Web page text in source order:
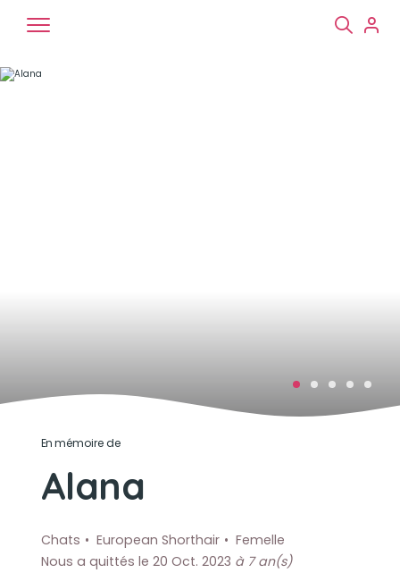
En mémoire de
Alana
Chats European Shorthair
Femelle
Nous a quittés le 20 Oct. 2023 à 7 an(s)